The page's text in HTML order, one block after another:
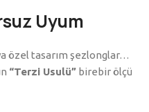
Uyum
özel tasarım şezlonglar…
“Terzi Usulü” birebir ölçü